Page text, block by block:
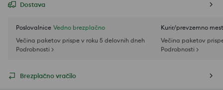
Dostava
Poslovalnice Vedno brezplačno
Večina paketov prispe v roku 5 delovnih dneh
Podrobnosti >
Kurir/prevzemno
Večina paketov
Podrobnosti >
Brezplačno vračilo